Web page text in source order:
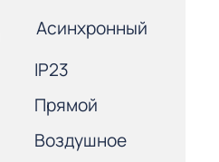
Асинхронный
IP23
Прямой
Воздушное